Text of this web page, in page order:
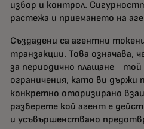
избор и контрол.
растежа и приемането на
Създадени са агентни
транзакции. Това означава,
за периодично плащане -
ограничения, като ви държи
конкретно оторизирано
разберете кой агент е
и усъвършенствано